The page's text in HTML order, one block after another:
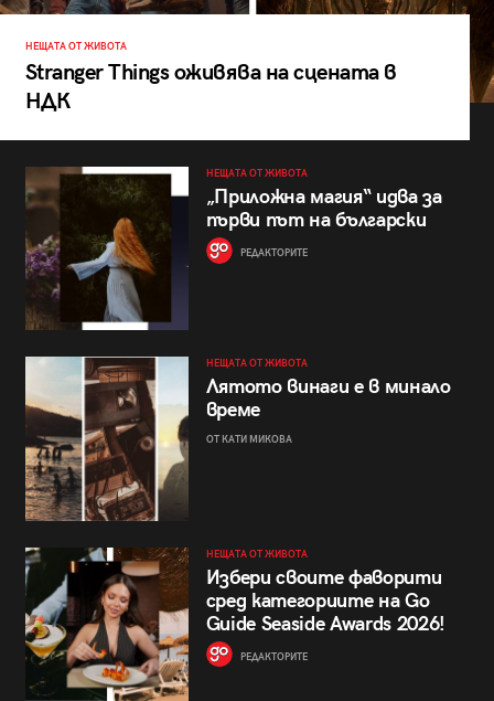
НЕЩАТА ОТ ЖИВОТА
Stranger Things оживява на сцената в
НДК
НЕЩАТА ОТ ЖИВОТА
„Приложна магия“ идва за
първи път на български
РЕДАКТОРИТЕ
НЕЩАТА ОТ ЖИВОТА
Лятото винаги е в минало
време
ОТ КАТИ МИКОВА
НЕЩАТА ОТ ЖИВОТА
Избери своите фаворити
сред категориите на Go
Guide Seaside Awards 2026!
РЕДАКТОРИТЕ